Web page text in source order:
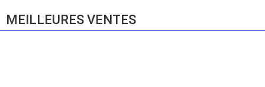
MEILLEURES VENTES